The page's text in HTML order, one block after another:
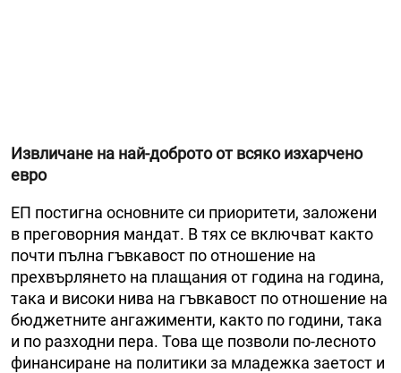
Извличане на най-доброто от всяко изхарчено
евро
ЕП постигна основните си приоритети, заложени
в преговорния мандат. В тях се включват както
почти пълна гъвкавост по отношение на
прехвърлянето на плащания от година на година,
така и високи нива на гъвкавост по отношение на
бюджетните ангажименти, както по години, така
и по разходни пера. Това ще позволи по-лесното
финансиране на политики за младежка заетост и